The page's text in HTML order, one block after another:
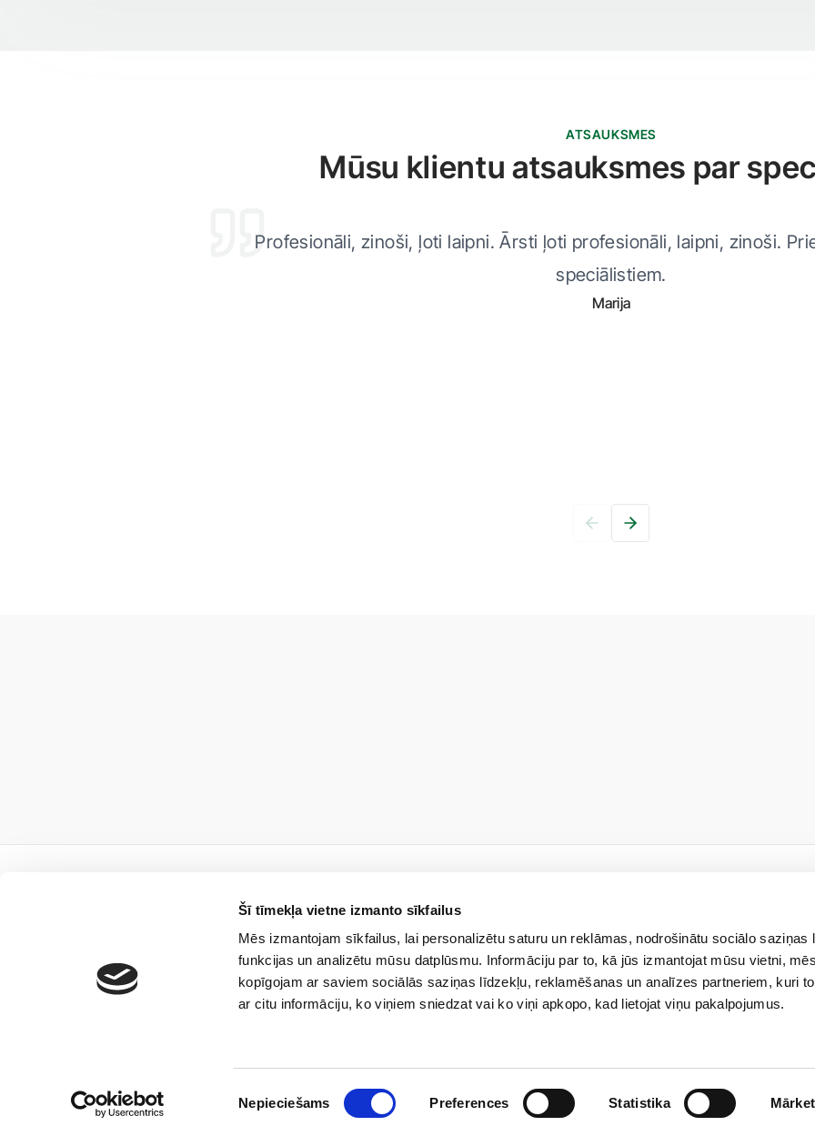
Šī tīmekļa vietne izmanto sīkfailus
Mēs izmantojam sīkfailus, lai personalizētu saturu un reklāmas, nodrošinātu sociālo saziņas
funkcijas un analizētu mūsu datplūsmu. Informāciju par to, kā jūs izmantojat mūsu vietni,
kopīgojam ar saviem sociālās saziņas līdzekļu, reklamēšanas un analīzes partneriem, kuri
ar citu informāciju, ko viņiem sniedzat vai ko viņi apkopo, kad lietojat viņu pakalpojumus.
izvēle
Nepieciešams Preferences Statistika
ATSAUKSMES
Mūsu klientu atsauksmes par
Profesionāli, zinoši, ļoti laipni. Ārsti ļoti profesionāli, laipni, zinoši.
speciālistiem.
Marija
Piesakies jaunumiem un uzzini
sūtītu aktuālās ziņas un informāciju, izmantojot e-pastu. Apzinos, ka man jebkurā brīdī ir iespēja atsaukt
plašāku informāciju par mūsu veikto personas datu apstrādi aicinām iepazīties mūsu Privātuma politikā.